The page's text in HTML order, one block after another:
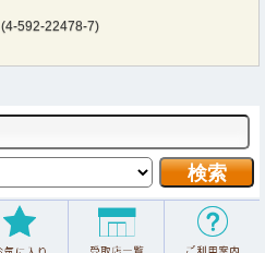
(4-592-22478-7)